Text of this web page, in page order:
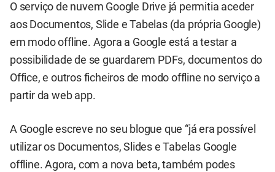
O serviço de nuvem Google Drive já permitia aceder
aos Documentos, Slide e Tabelas (da própria Google)
em modo offline. Agora a Google está a testar a
possibilidade de se guardarem PDFs, documentos do
Office, e outros ficheiros de modo offline no serviço a
partir da web app.
A Google escreve no seu blogue que “já era possível
utilizar os Documentos, Slides e Tabelas Google
offline. Agora, com a nova beta, também podes